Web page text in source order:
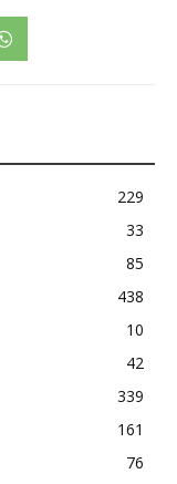
229
33
85
438
10
42
339
161
76